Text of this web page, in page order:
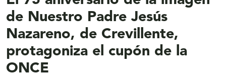
de Nuestro Padre Jesús
Nazareno, de Crevillente,
protagoniza el cupón de la
ONCE